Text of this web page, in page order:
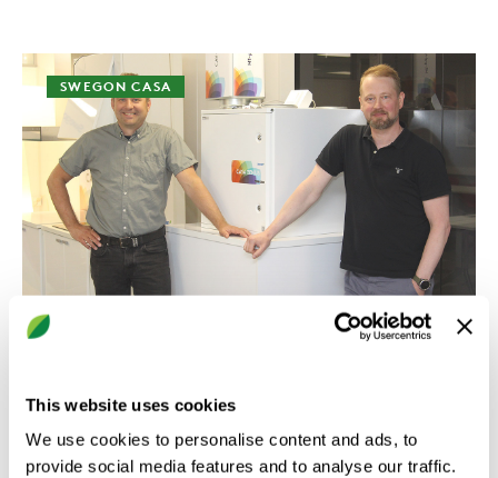
This website uses cookies
We use cookies to personalise content and ads, to
provide social media features and to analyse our traffic.
SWEGON CASA
Toni Ojanen vetämään
Ilmateknikko-yhteistyötä